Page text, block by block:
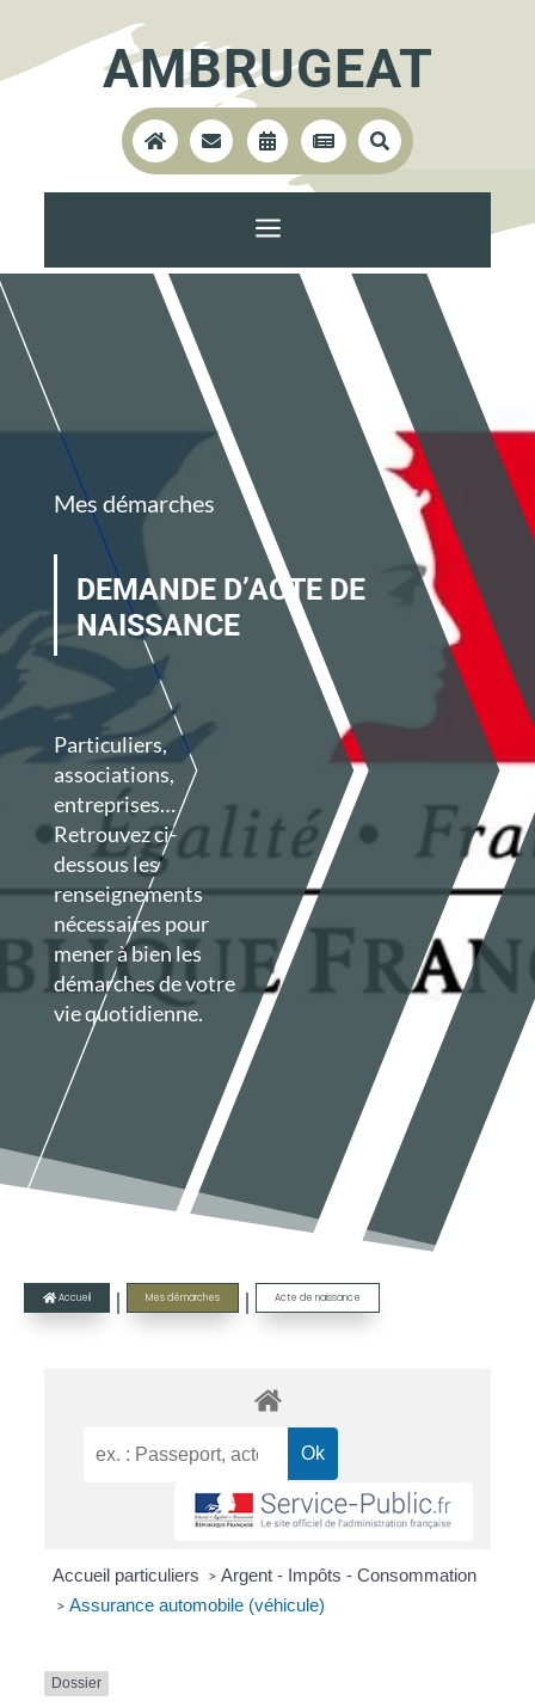
AMBRUGEAT
    
a
Mes démarches
DEMANDE D’ACTE DE
NAISSANCE
Particuliers,
associations,
entreprises…
Retrouvez ci-
dessous les
renseignements
nécessaires pour
mener à bien les
démarches de votre
vie quotidienne.
 Accueil | Mes démarches | Acte de naissance
Accueil particuliers > Argent - Impôts - Consommation
> Assurance automobile (véhicule)
Dossier